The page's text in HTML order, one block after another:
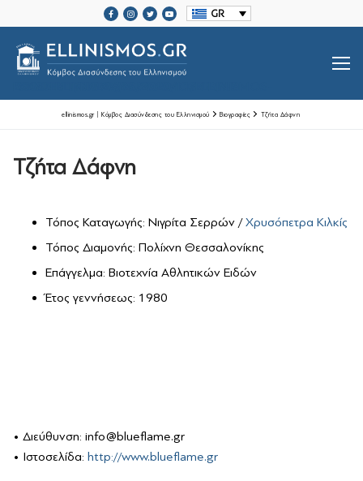
στο
περιεχόμενο
GR
Βιογραφίες Ελλήνων
Ιστορία Ελληνισμού
Τοπικές Ιστορίες
Ελληνικές Οργανώσεις Διασποράς
Μαζί Γράφουμε Ιστορία
ellinismos.gr | Κόμβος Διασύνδεσης του Ελληνισμού Βιογραφίες Τζήτα Δάφνη
Τζήτα Δάφνη
Τόπος Καταγωγής: Νιγρίτα Σερρών /Χρυσόπετρα Κιλκίς
Τόπος Διαμονής: Πολίχνη Θεσσαλονίκης
Επάγγελμα: Βιοτεχνία Αθλητικών Ειδών
Έτος γεννήσεως: 1980
• Διεύθυνση: info@blueflame.gr
• Ιστοσελίδα: http://www.blueflame.gr